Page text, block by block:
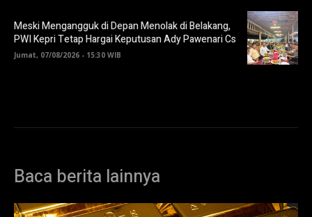
Meski Mengangguk di Depan Menolak di Belakang,
PWI Kepri Tetap Hargai Keputusan Ady Pawenari Cs
Jumat, 07/08/2026 - 15:30 WIB
Baca berita lainnya